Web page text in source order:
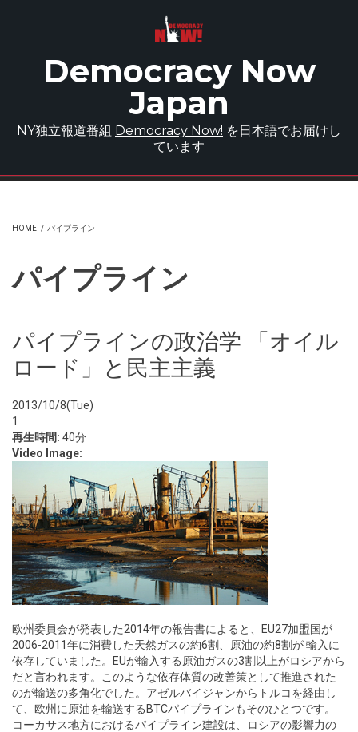
Democracy Now
Japan
NY独立報道番組 Democracy Now! を日本語でお届けし
ています
HOME / パイプライン
パイプライン
パイプラインの政治学 「オイル
ロード」と民主主義
2013/10/8(Tue)
1
再生時間: 40分
Video Image:
欧州委員会が発表した2014年の報告書によると、EU27加盟国が
2006-2011年に消費した天然ガスの約6割、原油の約8割が 輸入に
依存していました。EUが輸入する原油ガスの3割以上がロシアから
だと言われます。このような依存体質の改善策として推進された
のが輸送の多角化でした。アゼルバイジャンからトルコを経由し
て、欧州に原油を輸送するBTCパイプラインもそのひとつです。
コーカサス地方におけるパイプライン建設は、ロシアの影響力の